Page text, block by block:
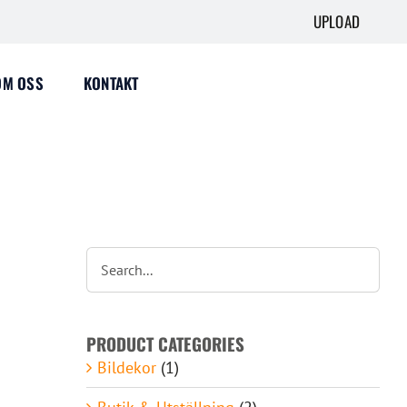
UPLOAD
OSS KONTAKT
PRODUCT CATEGORIES
Bildekor (1)